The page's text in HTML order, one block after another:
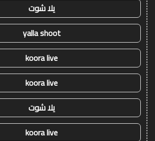
يلا شوت
yalla shoot
koora live
koora live
يلا شوت
koora live